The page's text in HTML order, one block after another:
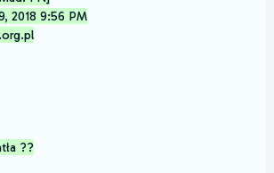
2018 9:56 PM
??